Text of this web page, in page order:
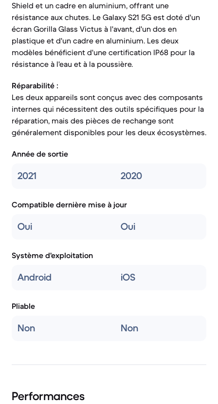
Shield et un cadre en aluminium, offrant une
résistance aux chutes. Le Galaxy S21 5G est doté d'un
écran Gorilla Glass Victus à l'avant, d'un dos en
plastique et d'un cadre en aluminium. Les deux
modèles bénéficient d'une certification IP68 pour la
résistance à l'eau et à la poussière.
Réparabilité :
Les deux appareils sont conçus avec des composants
internes qui nécessitent des outils spécifiques pour la
réparation, mais des pièces de rechange sont
généralement disponibles pour les deux écosystèmes.
Année de sortie
2021 2020
Compatible dernière mise à jour
Oui Oui
Système d'exploitation
Android iOS
Pliable
Non Non
Performances